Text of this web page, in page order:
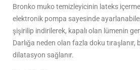
Bronko muko temizleyicinin lateks
elektronik pompa sayesinde
şişirilip indirilerek, kapalı olan lümenin
Darlığa neden olan fazla doku tıraşlanır,
dilatasyon sağlanır.